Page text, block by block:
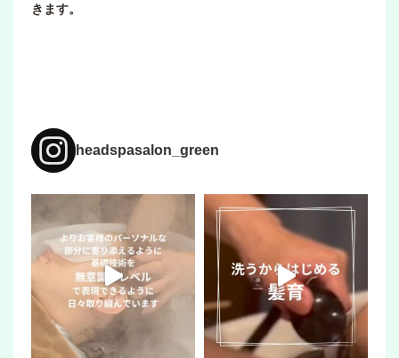
きます。
headspasalon_green